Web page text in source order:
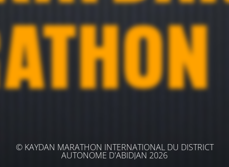
© KAYDAN MARATHON INTERNATIONAL DU DISTRICT
AUTONOME D'ABIDJAN 2026